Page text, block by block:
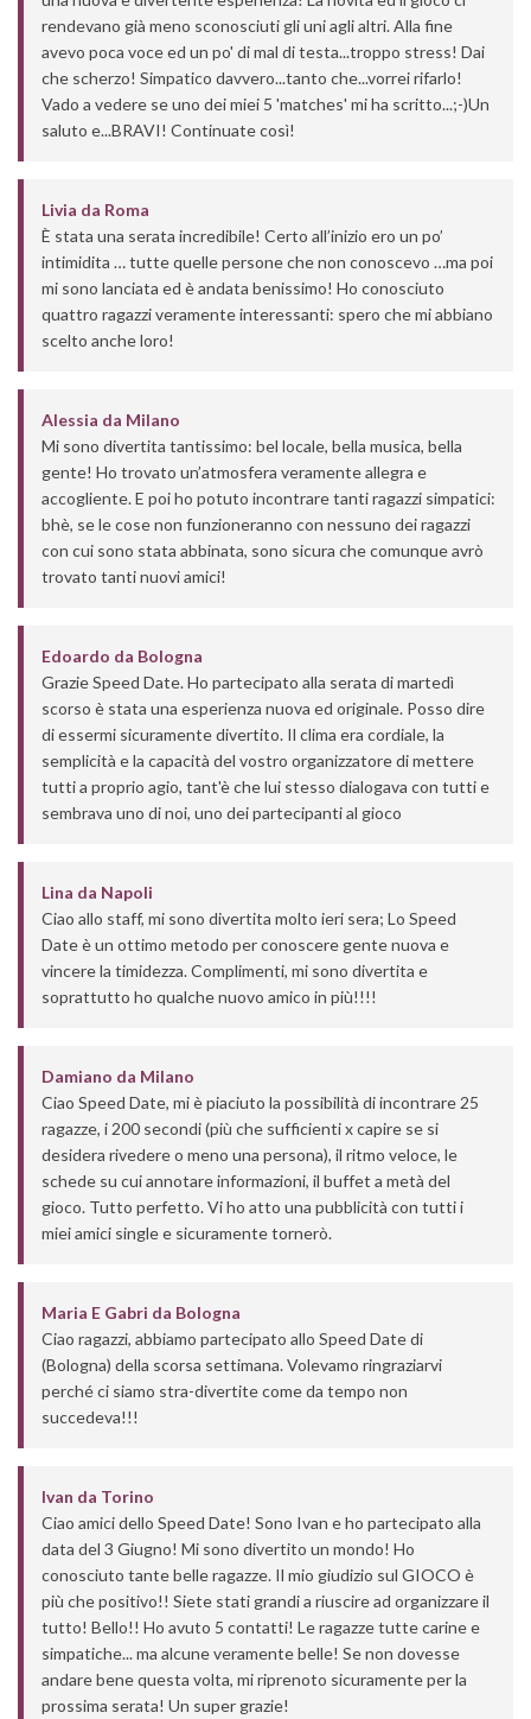
rendevano già meno sconosciuti gli uni agli altri. Alla fine
avevo poca voce ed un po' di mal di testa...troppo stress! Dai
che scherzo! Simpatico davvero...tanto che...vorrei rifarlo!
Vado a vedere se uno dei miei 5 'matches' mi ha scritto...;-)Un
saluto e...BRAVI! Continuate così!
Livia da Roma
È stata una serata incredibile! Certo all’inizio ero un po’
intimidita … tutte quelle persone che non conoscevo …ma poi
mi sono lanciata ed è andata benissimo! Ho conosciuto
quattro ragazzi veramente interessanti: spero che mi abbiano
scelto anche loro!
Alessia da Milano
Mi sono divertita tantissimo: bel locale, bella musica, bella
gente! Ho trovato un’atmosfera veramente allegra e
accogliente. E poi ho potuto incontrare tanti ragazzi simpatici:
bhè, se le cose non funzioneranno con nessuno dei ragazzi
con cui sono stata abbinata, sono sicura che comunque avrò
trovato tanti nuovi amici!
Edoardo da Bologna
Grazie Speed Date. Ho partecipato alla serata di martedì
scorso è stata una esperienza nuova ed originale. Posso dire
di essermi sicuramente divertito. Il clima era cordiale, la
semplicità e la capacità del vostro organizzatore di mettere
tutti a proprio agio, tant'è che lui stesso dialogava con tutti e
sembrava uno di noi, uno dei partecipanti al gioco
Lina da Napoli
Ciao allo staff, mi sono divertita molto ieri sera; Lo Speed
Date è un ottimo metodo per conoscere gente nuova e
vincere la timidezza. Complimenti, mi sono divertita e
soprattutto ho qualche nuovo amico in più!!!!
Damiano da Milano
Ciao Speed Date, mi è piaciuto la possibilità di incontrare 25
ragazze, i 200 secondi (più che sufficienti x capire se si
desidera rivedere o meno una persona), il ritmo veloce, le
schede su cui annotare informazioni, il buffet a metà del
gioco. Tutto perfetto. Vi ho atto una pubblicità con tutti i
miei amici single e sicuramente tornerò.
Maria E Gabri da Bologna
Ciao ragazzi, abbiamo partecipato allo Speed Date di
(Bologna) della scorsa settimana. Volevamo ringraziarvi
perché ci siamo stra-divertite come da tempo non
succedeva!!!
Ivan da Torino
Ciao amici dello Speed Date! Sono Ivan e ho partecipato alla
data del 3 Giugno! Mi sono divertito un mondo! Ho
conosciuto tante belle ragazze. Il mio giudizio sul GIOCO è
più che positivo!! Siete stati grandi a riuscire ad organizzare il
tutto! Bello!! Ho avuto 5 contatti! Le ragazze tutte carine e
simpatiche... ma alcune veramente belle! Se non dovesse
andare bene questa volta, mi riprenoto sicuramente per la
prossima serata! Un super grazie!